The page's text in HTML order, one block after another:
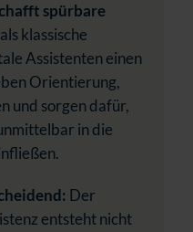
spürbare
klassische
Assistenten einen
Orientierung,
und sorgen dafür,
in die
Der
entsteht nicht